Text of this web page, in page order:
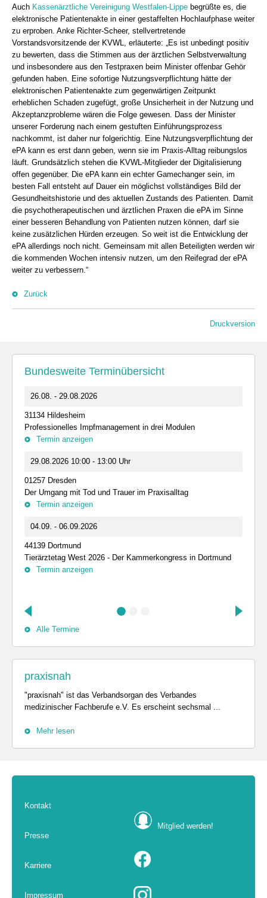
Auch Kassenärztliche Vereinigung Westfalen-Lippe begrüßte es, die
elektronische Patientenakte in einer gestaffelten Hochlaufphase weiter
zu erproben. Anke Richter-Scheer, stellvertretende
Vorstandsvorsitzende der KVWL, erläuterte: „Es ist unbedingt positiv
zu bewerten, dass die Stimmen aus der ärztlichen Selbstverwaltung
und insbesondere aus den Testpraxen beim Minister offenbar Gehör
gefunden haben. Eine sofortige Nutzungsverpflichtung hätte der
elektronischen Patientenakte zum gegenwärtigen Zeitpunkt
erheblichen Schaden zugefügt, große Unsicherheit in der Nutzung und
Akzeptanzprobleme wären die Folge gewesen. Dass der Minister
unserer Forderung nach einem gestuften Einführungsprozess
nachkommt, ist daher nur folgerichtig. Eine Nutzungsverpflichtung der
ePA kann es erst dann geben, wenn sie im Praxis-Alltag reibungslos
läuft. Grundsätzlich stehen die KVWL-Mitglieder der Digitalisierung
offen gegenüber. Die ePA kann ein echter Gamechanger sein, im
besten Fall entsteht auf Dauer ein möglichst vollständiges Bild der
Gesundheitshistorie und des aktuellen Zustands des Patienten. Damit
die psychotherapeutischen und ärztlichen Praxen die ePA im Sinne
einer besseren Behandlung von Patienten nutzen können, darf sie
keine zusätzlichen Hürden erzeugen. So weit ist die Entwicklung der
ePA allerdings noch nicht. Gemeinsam mit allen Beteiligten werden wir
die kommenden Wochen intensiv nutzen, um den Reifegrad der ePA
weiter zu verbessern.“
Zurück
Druckversion
Bundesweite Terminübersicht
26.08. - 29.08.2026
31134 Hildesheim
Professionelles Impfmanagement in drei Modulen
Termin anzeigen
29.08.2026 10:00 - 13:00 Uhr
01257 Dresden
Der Umgang mit Tod und Trauer im Praxisalltag
Termin anzeigen
04.09. - 06.09.2026
44139 Dortmund
Tierärztetag West 2026 - Der Kammerkongress in Dortmund
Termin anzeigen
Alle Termine
praxisnah
"praxisnah" ist das Verbandsorgan des Verbandes
medizinischer Fachberufe e.V. Es erscheint sechsmal ...
Mehr lesen
Kontakt
Presse
Karriere
Impressum
Mitglied werden!